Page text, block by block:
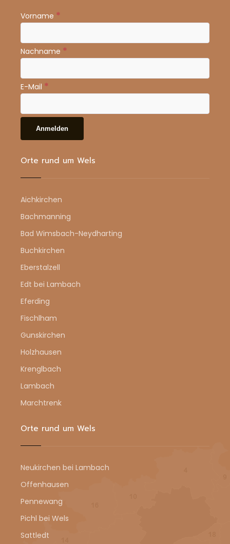
Vorname *
Nachname *
E-Mail *
Orte rund um Wels
Aichkirchen
Bachmanning
Bad Wimsbach-Neydharting
Buchkirchen
Eberstalzell
Edt bei Lambach
Eferding
Fischlham
Gunskirchen
Holzhausen
Krenglbach
Lambach
Marchtrenk
Orte rund um Wels
Neukirchen bei Lambach
Offenhausen
Pennewang
Pichl bei Wels
Sattledt